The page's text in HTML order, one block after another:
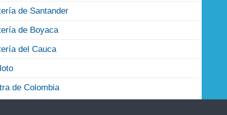
de Santander
de Boyaca
del Cauca
de Colombia